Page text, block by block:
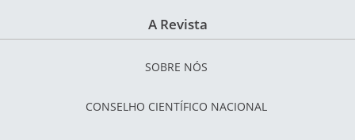
A Revista
SOBRE NÓS
CONSELHO CIENTÍFICO NACIONAL